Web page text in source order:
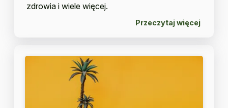
zdrowia i wiele więcej.
Przeczytaj więcej